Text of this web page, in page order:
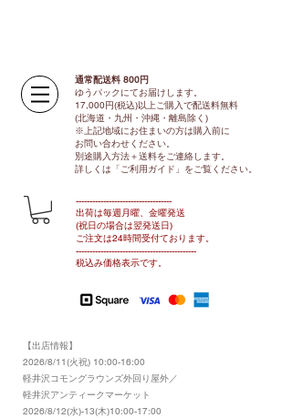
通常配送料 800円​
ゆうパックにてお届けします。
17,000円(税込)以上ご購入で配送料無料
(北海道・九州・沖縄・離島除く)
※上記地域にお住まいの方は購入前に
お問い合わせください。
別途購入方法＋送料をご連絡します。
​​詳しくは「ご利用ガイド」をご覧ください。
​-----------------------------------
出荷は毎週月曜、金曜発送
(祝日の場合は翌発送日)
ご注文は24時間受付ております​。
-------------------------------​-------​------
​税込み価格表示です。
【出店情報】
2026/8/11(火祝) 10:00-16:00
​軽井沢コモングラウンズ外回り屋外／
軽井沢アンティークマーケット
2026/8/12(水)-13(木)10:00-17:00